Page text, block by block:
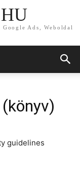
Ads, Weboldal
guidelines